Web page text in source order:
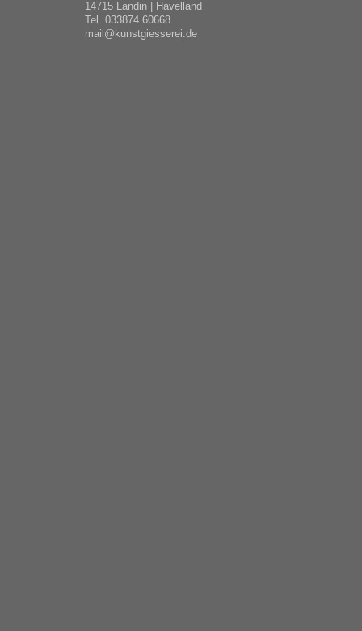
14715 Landin | Havelland
Tel. 033874 60668
mail@kunstgiesserei.de